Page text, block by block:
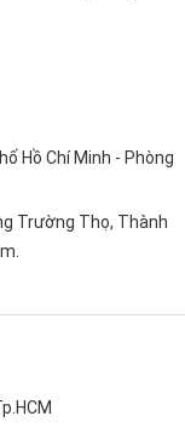
Hồ Chí Minh - Phòng
Trường Thọ, Thành